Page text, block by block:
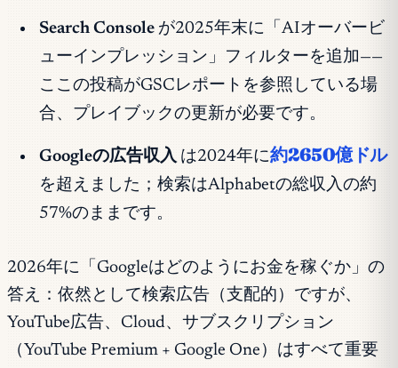
Search Console が2025年末に「AIオーバービ
ューインプレッション」フィルターを追加——
ここの投稿がGSCレポートを参照している場
合、プレイブックの更新が必要です。
Googleの広告収入 は2024年に約2650億ドル
を超えました；検索はAlphabetの総収入の約
57%のままです。
2026年に「Googleはどのようにお金を稼ぐか」の
答え：依然として検索広告（支配的）ですが、
YouTube広告、Cloud、サブスクリプション
（YouTube Premium + Google One）はすべて重要